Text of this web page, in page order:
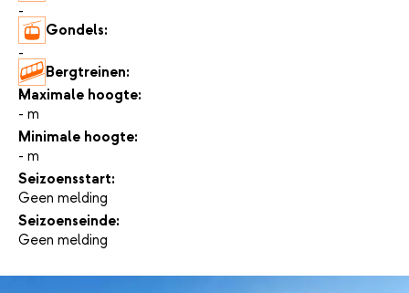
-
Gondels:
-
Bergtreinen:
-
Maximale hoogte:
- m
Minimale hoogte:
- m
Seizoensstart:
Geen melding
Seizoenseinde:
Geen melding